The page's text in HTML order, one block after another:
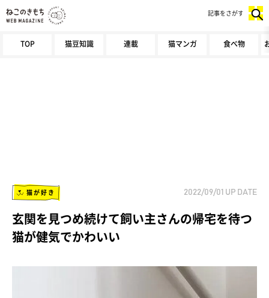
TOP 猫豆知識 連載 猫マンガ 食べ物
記事をさがす
猫が好き 2022/09/01 UP DATE
玄関を見つめ続けて飼い主さんの帰宅を待つ
猫が健気でかわいい